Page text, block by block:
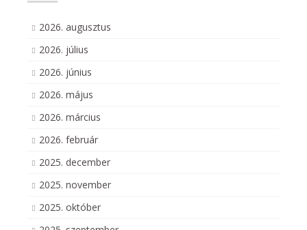
2026. augusztus
2026. július
2026. június
2026. május
2026. március
2026. február
2025. december
2025. november
2025. október